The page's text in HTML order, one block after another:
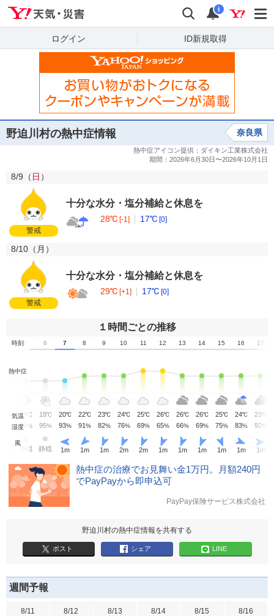
検索 通知
i
ログイン ID新規取得
野迫川村の熱中症情報 奈良県
8/9（ 日 ）
警戒
十分な水分・塩分補給と休息を
28℃ [-1] 17℃ [0]
8/10（ 月 ）
警戒
十分な水分・塩分補給と休息を
29℃ [+1] 17℃ [0]
１時間ごとの推移
時刻 6 7 8 9 10 11 12 13 14 15 16 17
熱中症
気温
℃ 18 ℃ 18℃ 20℃ 22℃ 23℃ 24℃ 25℃ 26℃ 26℃ 26℃ 25℃ 24℃ 23℃
湿度
% 99 % 95% 93% 91% 82% 76% 69% 65% 66% 69% 75% 83% 92%
風
静穏 静穏 1m 1m 1m 2m 2m 1m 1m 1m 1m 1m 1 m
熱中症の治療でお見舞い金1万円。月額240円
でPayPayから即申込可
PayPay保険サービス株式会社
野迫川村の熱中症情報を共有する
ポスト シェア LINE
週間予報
8/11
8/12
8/13
8/14
8/15
8/16